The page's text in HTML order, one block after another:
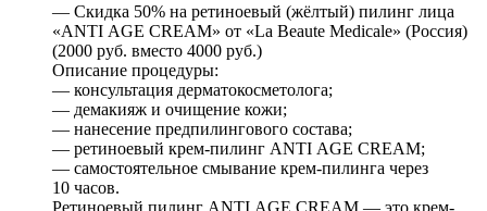
— Скидка 50% на ретиноевый (жёлтый) пилинг лица
«АNТI АGЕ СRЕАМ» от «La Beaute Medicale» (Россия)
(2000 руб. вместо 4000 руб.)
Описание процедуры:
— консультация дерматокосметолога;
— демакияж и очищение кожи;
— нанесение предпилингового состава;
— ретиноевый крем-пилинг АNТI АGЕ СRЕАМ;
— самостоятельное смывание крем-пилинга через
10 часов.
Ретиноевый пилинг АNТI АGЕ СRЕАМ — это крем-